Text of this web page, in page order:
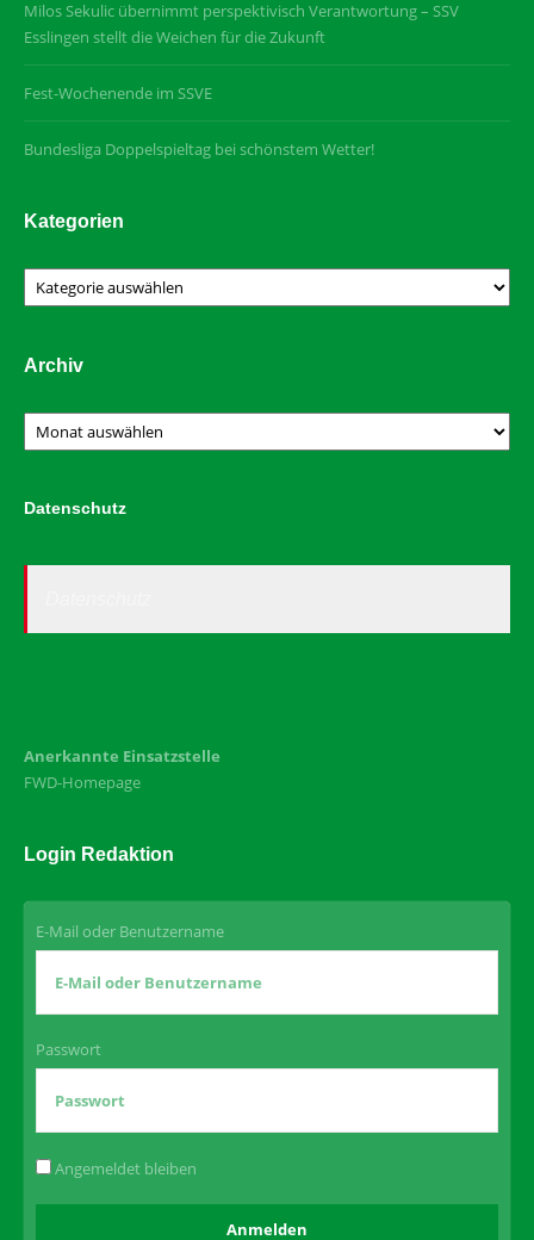
Milos Sekulic übernimmt perspektivisch Verantwortung – SSV
Esslingen stellt die Weichen für die Zukunft
Fest-Wochenende im SSVE
Bundesliga Doppelspieltag bei schönstem Wetter!
Kategorien
Kategorien
Archiv
Archiv
Datenschutz
Anerkannte Einsatzstelle
FWD-Homepage
Login Redaktion
E-Mail oder Benutzername
Passwort
Angemeldet bleiben